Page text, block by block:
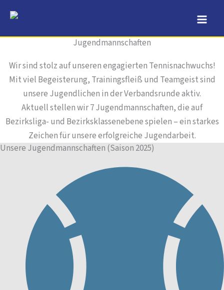
Inhalt
springen
Jugendmannschaften
Wir sind stolz auf unseren engagierten Tennisnachwuchs!
Mit viel Begeisterung, Trainingsfleiß und Teamgeist sind
unsere Jugendlichen in der Verbandsrunde aktiv.
Aktuell stellen wir 7 Jugendmannschaften, die auf
Bezirksliga- und Bezirksklassenebene spielen – ein starkes
Zeichen für unsere erfolgreiche Jugendarbeit.
Unsere Jugendmannschaften (Saison 2025)